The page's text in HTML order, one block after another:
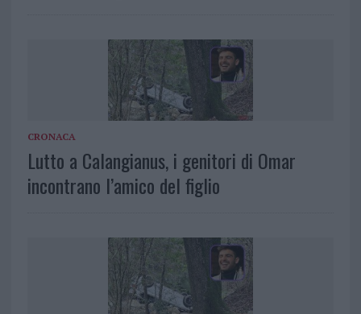
CRONACA
Lutto a Calangianus, i genitori di Omar
incontrano l’amico del figlio